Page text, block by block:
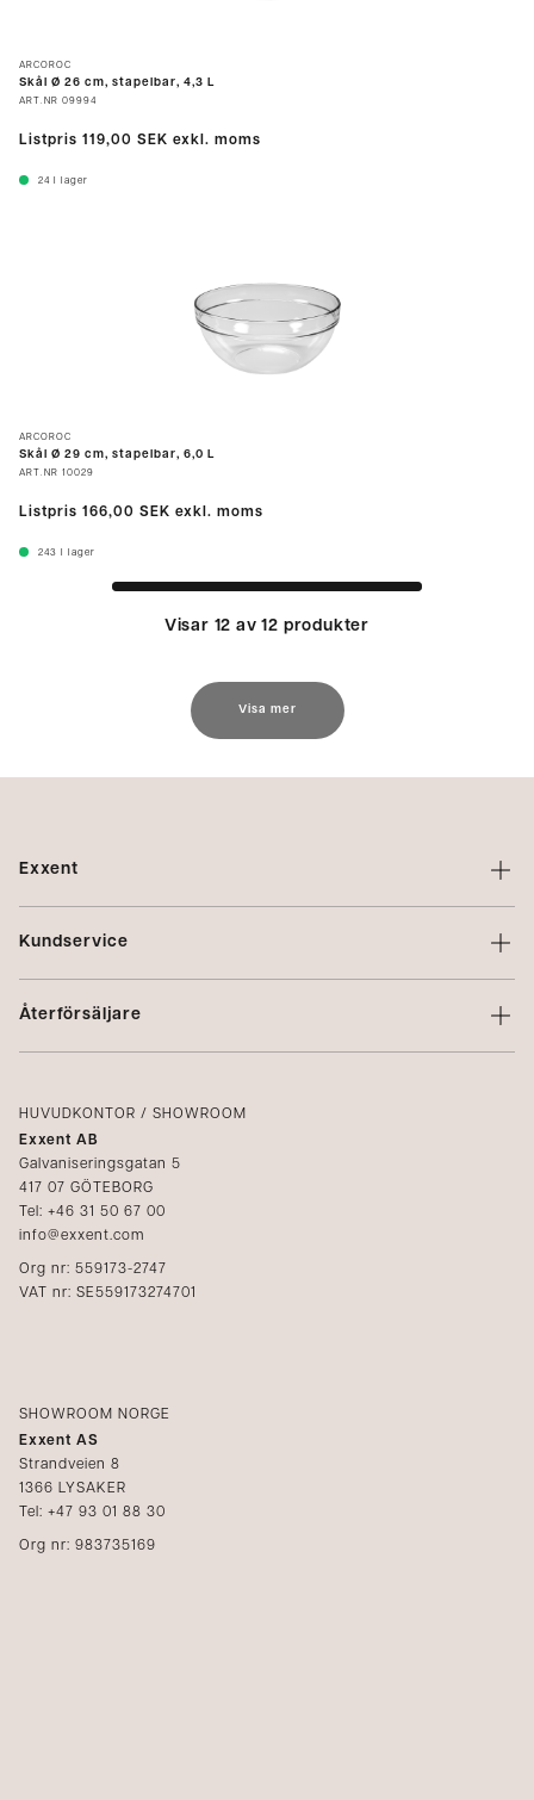
ARCOROC
Skål Ø 26 cm, stapelbar, 4,3 L
ART.NR 09994
Listpris 119,00 SEK exkl. moms
24 I lager
ARCOROC
Skål Ø 29 cm, stapelbar, 6,0 L
ART.NR 10029
Listpris 166,00 SEK exkl. moms
243 I lager
Visar 12 av 12 produkter
Visa mer
Exxent
Om Exxent
Profilering
Integritetspolicy
Kundservice
Kontakta oss
Återförsäljare
Kataloger
Mediabank
Bli återförsäljare
HUVUDKONTOR / SHOWROOM
Exxent AB
Galvaniseringsgatan 5
417 07 GÖTEBORG
Tel: +46 31 50 67 00
info@exxent.com
Org nr: 559173-2747
VAT nr: SE559173274701
SHOWROOM NORGE
Exxent AS
Strandveien 8
1366 LYSAKER
Tel: +47 93 01 88 30
Org nr: 983735169